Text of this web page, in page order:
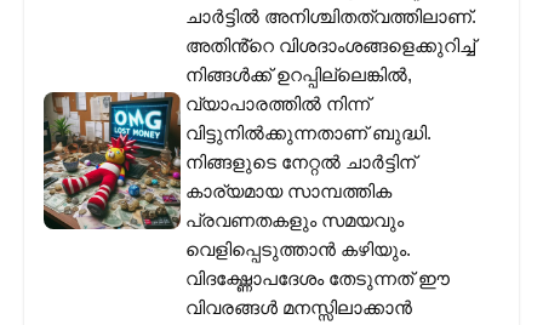
ചാർട്ടിൽ അനിശ്ചിതത്വത്തിലാണ്.
അതിൻ്റെ വിശദാംശങ്ങളെക്കുറിച്ച്
നിങ്ങൾക്ക് ഉറപ്പില്ലെങ്കിൽ,
വ്യാപാരത്തിൽ നിന്ന്
വിട്ടുനിൽക്കുന്നതാണ് ബുദ്ധി.
നിങ്ങളുടെ നേറ്റൽ ചാർട്ടിന്
കാര്യമായ സാമ്പത്തിക
പ്രവണതകളും സമയവും
വെളിപ്പെടുത്താൻ കഴിയും.
വിദഗ്ദ്ധോപദേശം തേടുന്നത് ഈ
വിവരങ്ങൾ മനസ്സിലാക്കാൻ